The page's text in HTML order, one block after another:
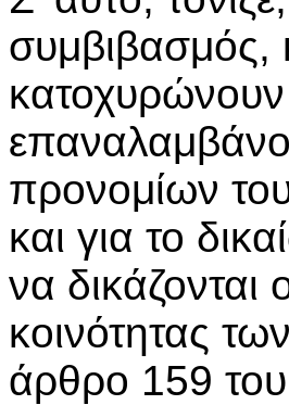
συμβιβασμός,
προνομίων
και για το
να δικάζονται
κοινότητας
άρθρο 159